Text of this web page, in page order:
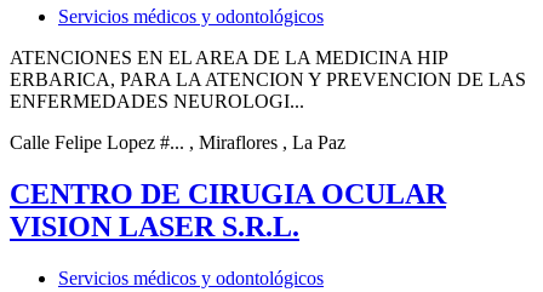
Servicios médicos y odontológicos
ATENCIONES EN EL AREA DE LA MEDICINA HIP
ERBARICA, PARA LA ATENCION Y PREVENCION DE LAS
ENFERMEDADES NEUROLOGI...
Calle Felipe Lopez #... , Miraflores , La Paz
CENTRO DE CIRUGIA OCULAR
VISION LASER S.R.L.
Servicios médicos y odontológicos